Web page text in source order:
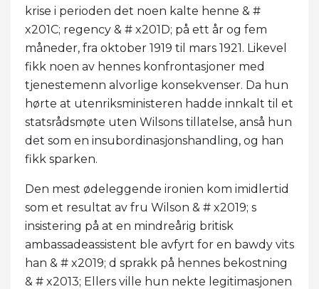
krise i perioden det noen kalte henne & #
x201C; regency & # x201D; på ett år og fem
måneder, fra oktober 1919 til mars 1921. Likevel
fikk noen av hennes konfrontasjoner med
tjenestemenn alvorlige konsekvenser. Da hun
hørte at utenriksministeren hadde innkalt til et
statsrådsmøte uten Wilsons tillatelse, anså hun
det som en insubordinasjonshandling, og han
fikk sparken.
Den mest ødeleggende ironien kom imidlertid
som et resultat av fru Wilson & # x2019; s
insistering på at en mindreårig britisk
ambassadeassistent ble avfyrt for en bawdy vits
han & # x2019; d sprakk på hennes bekostning
& # x2013; Ellers ville hun nekte legitimasjonen